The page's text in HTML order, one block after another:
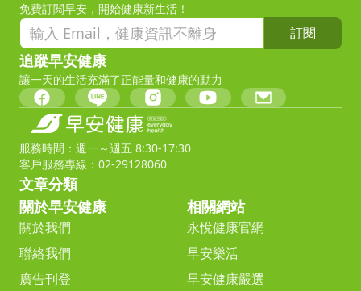
免費訂閱早安，開始健康新生活！
訂閱
追蹤早安健康
讓一天的生活充滿了正能量和健康的動力
服務時間：週一～週五 8:30-17:30
客戶服務專線：02-29128060
文章分類
關於早安健康
關於我們
聯絡我們
廣告刊登
相關網站
永悅健康官網
早安樂活
早安健康嚴選